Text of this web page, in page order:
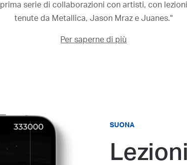
prima serie di collaborazioni con artisti, con lezioni
tenute da Metallica, Jason Mraz e Juanes."
Per saperne di più
SUONA